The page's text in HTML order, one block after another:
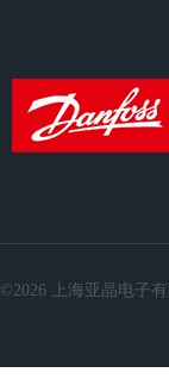
©2026 上海亚晶电子